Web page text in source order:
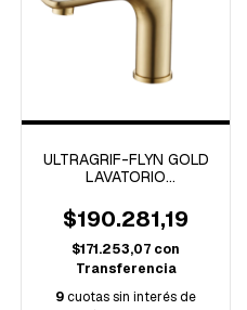
ULTRAGRIF-FLYN GOLD
LAVATORIO
-UGM1013G01-
$190.281,19
$171.253,07 con
Transferencia
9cuotas sin interés de